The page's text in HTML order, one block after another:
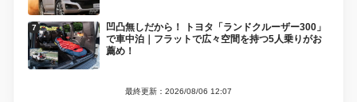
凹凸無しだから！ トヨタ「ランドクルーザー300」
で車中泊｜フラットで広々空間を持つ5人乗りがお
薦め！
最終更新：2026/08/06 12:07